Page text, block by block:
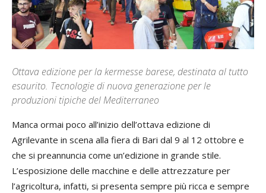
Ottava edizione per la kermesse barese, destinata al tutto
esaurito. Tecnologie di nuova generazione per le
produzioni tipiche del Mediterraneo
Manca ormai poco all’inizio dell’ottava edizione di
Agrilevante in scena alla fiera di Bari dal 9 al 12 ottobre e
che si preannuncia come un’edizione in grande stile.
L’esposizione delle macchine e delle attrezzature per
l’agricoltura, infatti, si presenta sempre più ricca e sempre